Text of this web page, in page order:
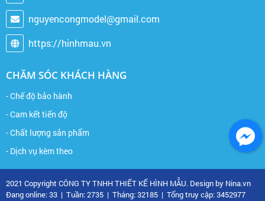
nguyencongmodel@gmail.com
https://hinhmau.vn
CHĂM SÓC KHÁCH HÀNG
- Chế độ bảo hành
- Cam kết tiến độ
- Chất lượng sản phẩm
- Dịch vụ kèm theo
2021 Copyright CÔNG TY TNHH THIẾT KẾ HÌNH MẪU. Design by Nina.vn
Đang online: 33 | Tuần: 2735 | Tháng: 32185 | Tổng truy cập: 3452977